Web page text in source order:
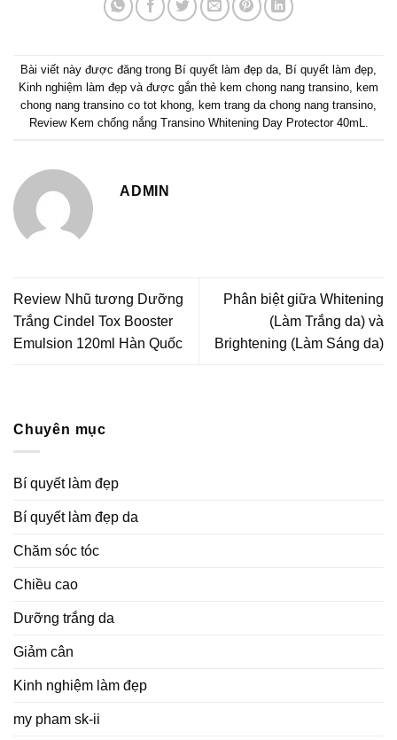
Bài viết này được đăng trong Bí quyết làm đẹp da Bí quyết làm đẹp
Kinh nghiệm làm đẹp và được gắn thẻ kem chong nang transino
kem
chong nang transino co tot khong
kem trang da chong nang transino
Review Kem chống nắng Transino Whitening Day Protector 40mL
ADMIN
Review Nhũ tương Dưỡng
Trắng Cindel Tox Booster
Emulsion 120ml Hàn Quốc
Phân biệt giữa Whitening
(Làm Trắng da) và
Brightening (Làm Sáng da)
Chuyên mục
Bí quyết làm đẹp
Bí quyết làm đẹp da
Chăm sóc tóc
Chiều cao
Dưỡng trắng da
Giảm cân
Kinh nghiệm làm đẹp
my pham sk-ii